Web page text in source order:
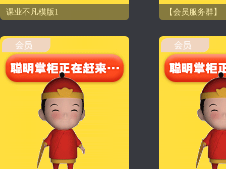
课业不凡模版1